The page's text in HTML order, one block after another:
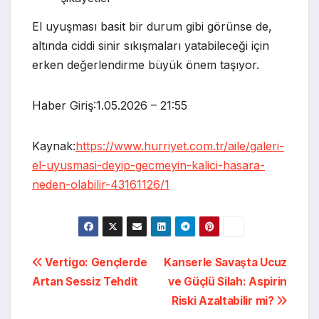
El uyuşması basit bir durum gibi görünse de,
altında ciddi sinir sıkışmaları yatabileceği için
erken değerlendirme büyük önem taşıyor.
Haber Giriş:1.05.2026 – 21:55
Kaynak:https://www.hurriyet.com.tr/aile/galeri-
el-uyusmasi-deyip-gecmeyin-kalici-hasara-
neden-olabilir-43161126/1
Yazı
gezinmesi
Kanserle Savaşta Ucuz
ve Güçlü Silah: Aspirin
Riski Azaltabilir mi?
Vertigo: Gençlerde
Artan Sessiz Tehdit